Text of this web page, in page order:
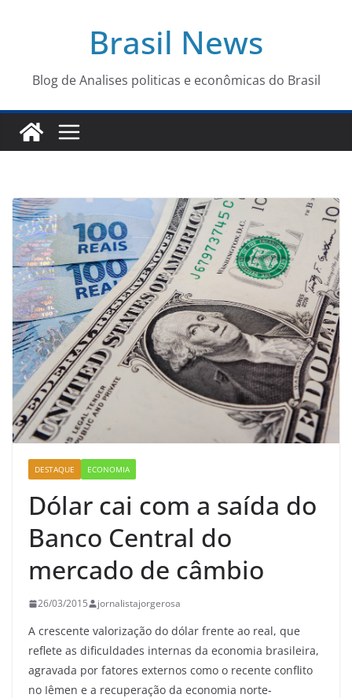
conteúdo
Brasil News
Blog de Analises politicas e econômicas do Brasil
DESTAQUE ECONOMIA
Dólar cai com a saída do
Banco Central do
mercado de câmbio
26/03/2015 jornalistajorgerosa
A crescente valorização do dólar frente ao real, que
reflete as dificuldades internas da economia brasileira,
agravada por fatores externos como o recente conflito
no Iêmen e a recuperação da economia norte-